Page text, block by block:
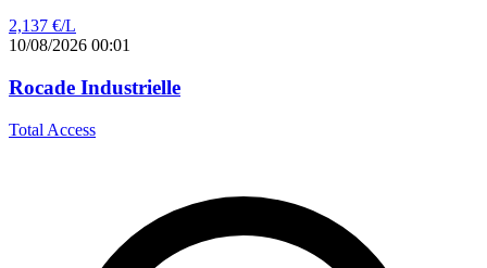
2,137 €/L
10/08/2026 00:01
Rocade Industrielle
Total Access